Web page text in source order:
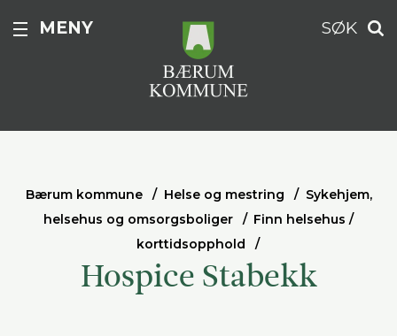
MENY SØK
Bærum kommune Helse og mestring
Sykehjem,
helsehus og omsorgsboliger
Finn helsehus /
korttidsopphold
Hospice Stabekk